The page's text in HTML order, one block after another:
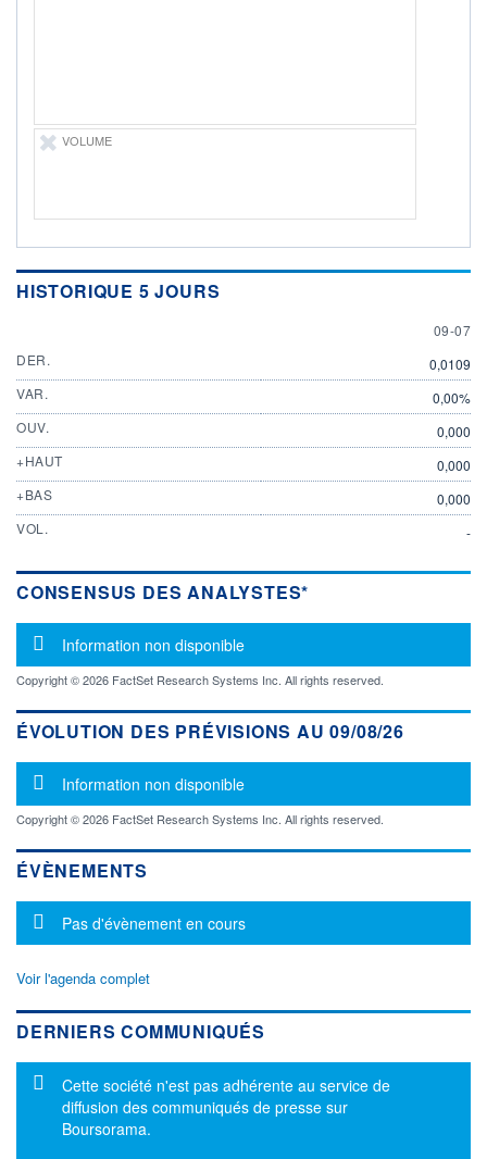
VOLUME
HISTORIQUE 5 JOURS
9 JULY
09-07
DER.
0,0109
VAR.
0,00%
OUV.
0,000
+HAUT
0,000
+BAS
0,000
VOL.
-
CONSENSUS DES ANALYSTES*
Message d'information
Information non disponible
Copyright © 2026 FactSet Research Systems Inc. All rights reserved.
ÉVOLUTION DES PRÉVISIONS AU 09/08/26
Message d'information
Information non disponible
Copyright © 2026 FactSet Research Systems Inc. All rights reserved.
ÉVÈNEMENTS
Message d'information
Pas d'évènement en cours
Voir l'agenda complet
DERNIERS COMMUNIQUÉS
Message d'information
Cette société n'est pas adhérente au service de
diffusion des communiqués de presse sur
Boursorama.